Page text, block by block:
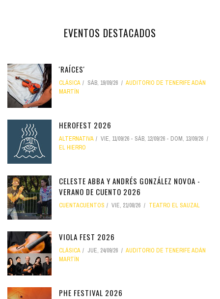
EVENTOS DESTACADOS
'RAÍCES'
CLÁSICA SÁB, 19/09/26
AUDITORIO DE TENERIFE ADÁN
MARTÍN
HEROFEST 2026
ALTERNATIVA VIE, 11/09/26 - SÁB, 12/09/26 - DOM, 13/09/26
EL HIERRO
CELESTE ABBA Y ANDRÉS GONZÁLEZ NOVOA -
VERANO DE CUENTO 2026
CUENTACUENTOS VIE, 21/08/26 TEATRO EL SAUZAL
VIOLA FEST 2026
CLÁSICA JUE, 24/09/26
AUDITORIO DE TENERIFE ADÁN
MARTÍN
PHE FESTIVAL 2026